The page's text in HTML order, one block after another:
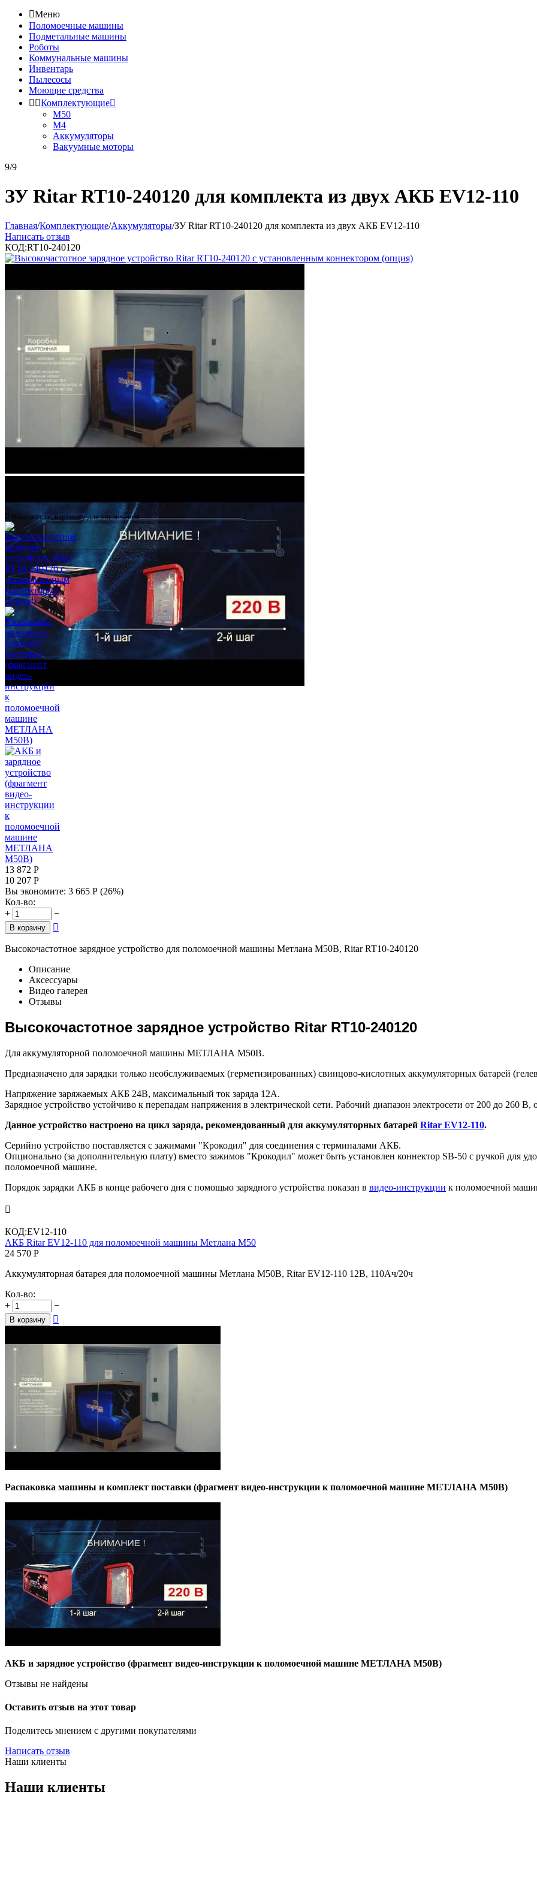
Меню
Поломоечные машины
Подметальные машины
Роботы
Коммунальные машины
Инвентарь
Пылесосы
Моющие средства
 Комплектующие
М50
М4
Аккумуляторы
Вакуумные моторы
9/9
ЗУ Ritar RT10-240120 для комплекта из двух АКБ EV12-110
Главная/Комплектующие/Аккумуляторы/ЗУ Ritar RT10-240120 для комплекта из двух АКБ EV12-110
Написать отзыв
КОД:RT10-240120
Наведите на картинку для увеличения
13 872 Р
10 207 Р
Вы экономите: 3 665 Р (26%)
Кол-во:
+
−
В корзину 
Высокочастотное зарядное устройство для поломоечной машины Метлана М50В, Ritar RT10-240120
Описание
Аксессуары
Видео галерея
Отзывы
Высокочастотное зарядное устройство Ritar RT10-240120
Для аккумуляторной поломоечной машины МЕТЛАНА М50В.
Предназначено для зарядки только необслуживаемых (герметизированных) свинцово-кислотных аккумуляторных батарей
Напряжение заряжаемых АКБ 24В, максимальный ток заряда 12А.
Зарядное устройство устойчиво к перепадам напряжения в электрической сети. Рабочий диапазон электросети от 200 до 260 В,
Данное устройство настроено на цикл заряда, рекомендованный для аккумуляторных батарей Ritar EV12-110.
Серийно устройство поставляется с зажимами "Крокодил" для соединения с терминалами АКБ.
Опционально (за дополнительную плату) вместо зажимов "Крокодил" может быть установлен коннектор SB-50 с ручкой для
поломоечной машине.
Порядок зарядки АКБ в конце рабочего дня с помощью зарядного устройства показан в видео-инструкции к поломоечной

КОД:EV12-110
АКБ Ritar EV12-110 для поломоечной машины Метлана М50
24 570 Р
Аккумуляторная батарея для поломоечной машины Метлана М50В, Ritar EV12-110 12В, 110Ач/20ч
Кол-во:
+
−
В корзину 
Распаковка машины и комплект поставки (фрагмент видео-инструкции к поломоечной машине МЕТЛАНА М50В)
АКБ и зарядное устройство (фрагмент видео-инструкции к поломоечной машине МЕТЛАНА М50В)
Отзывы не найдены
Оставить отзыв на этот товар
Поделитесь мнением с другими покупателями
Написать отзыв
Наши клиенты
Наши клиенты